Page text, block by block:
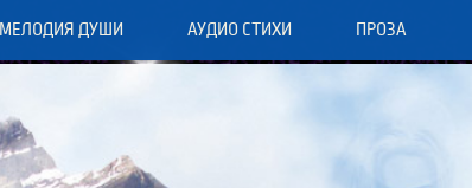
МЕЛОДИЯ ДУШИ АУДИО СТИХИ ПРОЗА